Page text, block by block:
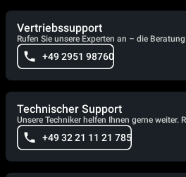
Vertriebssupport
Rufen Sie unsere Experten an – die
+49 2951 98760
Technischer Support
Unsere Techniker helfen Ihnen gerne weiter.
+49 32 21 11 21 785